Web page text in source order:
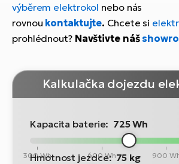
výběrem elektrokol nebo nás
rovnou kontaktujte. Chcete si
prohlédnout? Navštivte náš
Kalkulačka dojezdu
Kapacita baterie: 725 Wh
300 Wh 600 Wh 900
Hmotnost jezdce: 75 kg